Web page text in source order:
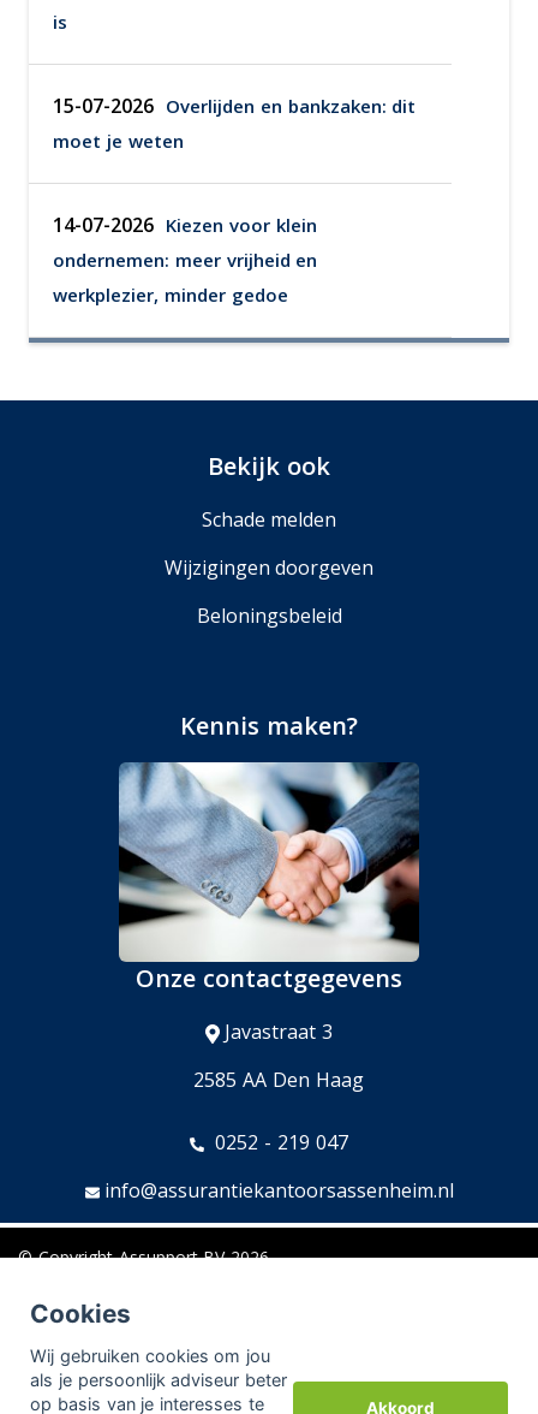
Cookies
Wij gebruiken cookies om jou
als je persoonlijk adviseur beter
op basis van je interesses te
Akkoord
is
15-07-2026 Overlijden en bankzaken: dit
moet je weten
14-07-2026 Kiezen voor klein
ondernemen: meer vrijheid en
werkplezier, minder gedoe
Bekijk ook
Schade melden
Wijzigingen doorgeven
Beloningsbeleid
Kennis maken?
Onze contactgegevens
Javastraat 3
2585 AA Den Haag
0252 - 219 047
info@assurantiekantoorsassenheim.nl
© CopyrightAssupport BV2026
Sitemap
Disclaimer